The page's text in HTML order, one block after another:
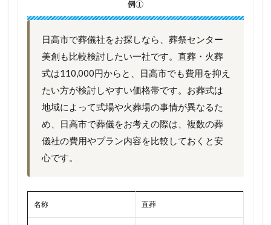
例①
日高市で葬儀社をお探しなら、葬祭センター
美創も比較検討したい一社です。直葬・火葬
式は110,000円からと、日高市でも費用を抑え
たい方が検討しやすい価格帯です。お葬式は
地域によって式場や火葬場の事情が異なるた
め、日高市で葬儀をお考えの際は、複数の葬
儀社の費用やプラン内容を比較しておくと安
心です。
名称 直葬